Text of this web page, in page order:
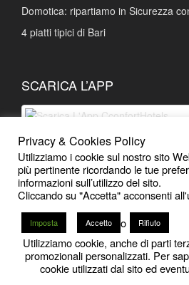
Domotica: ripartiamo in Sicurezza
4 piatti tipici di Bari
SCARICA L’APP
Scarica L'App Prenotazioni facili e
Sconti esclusivi
2020 - 2026CconfortHotels |
Privacy & Cookies Policy
Utilizziamo i cookie sul nostro sito
più pertinente ricordando le tue
informazioni sull’utilizzo del sito.
Cliccando su "Accetta" acconsenti
Imposta Accetto o Rifiuto
Utilizziamo cookie, anche di parti
promozionali personalizzati. Per
cookie utilizzati dal sito ed